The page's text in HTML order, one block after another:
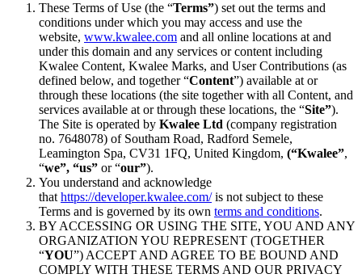
These Terms of Use (the “Terms”) set out the terms and
conditions under which you may access and use the
website, www.kwalee.com and all online locations at and
under this domain and any services or content including
Kwalee Content, Kwalee Marks, and User Contributions (as
defined below, and together “Content”) available at or
through these locations (the site together with all Content, and
services available at or through these locations, the “Site”).
The Site is operated by Kwalee Ltd (company registration
no. 7648078) of Southam Road, Radford Semele,
Leamington Spa, CV31 1FQ, United Kingdom, (“Kwalee”,
“we”, “us” or “our”).
You understand and acknowledge
that https://developer.kwalee.com/is not subject to these
Terms and is governed by its own terms and conditions.
BY ACCESSING OR USING THE SITE, YOU AND ANY
ORGANIZATION YOU REPRESENT (TOGETHER
“YOU”) ACCEPT AND AGREE TO BE BOUND AND
COMPLY WITH THESE TERMS AND OUR PRIVACY